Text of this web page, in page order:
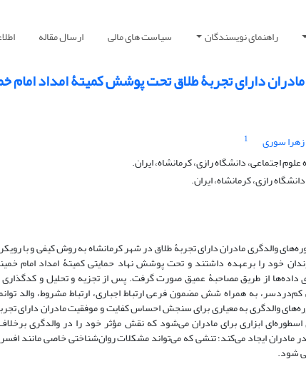
راهنمای نویسندگان سیاست های مالی ارسال مقاله
دارای تجربۀ طلاق تحت پوشش کمیتۀ امداد امام
زهرا سوری
1
اجتماعی، دانشگاه رازی، کرمانشاه، ایران.
رازی، کرمانشاه، ایران.
خود را برعهده داشتند و تحت پوشش نهاد حمایتی کمیتۀ امداد امام
از طریق مصاحبۀ عمیق صورت گرفت. پس از تجزیه و تحلیل و
به همراه شش مضمون فرعی ارتباط اجباری، ارتباط مشروط، والد
والدگری به معیاری برای سنجش احساس کفایت و موفقیت مادران دارای
ابزاری برای مادران می‌شود که نقش مؤثر خود را در والدگری
ایجاد می‌کند؛ تنشی که می‌تواند مشکلات روان‌شناختی خاصی مانند
شود.